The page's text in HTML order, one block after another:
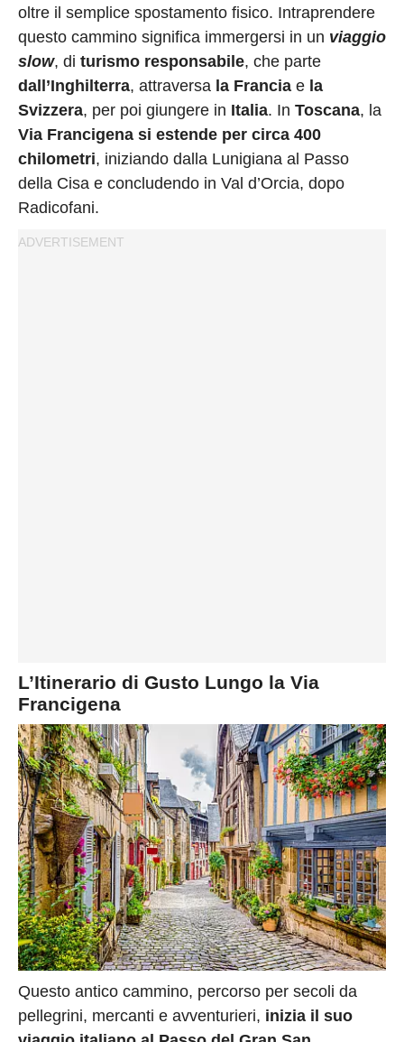
Policy
Cambia
Impostazioni
Privacy
oltre il semplice spostamento fisico. Intraprendere
questo cammino significa immergersi in un viaggio
slow, di turismo responsabile, che parte
dall’Inghilterra, attraversa la Francia e la
Svizzera, per poi giungere in Italia. In Toscana, la
Via Francigena si estende per circa 400
chilometri, iniziando dalla Lunigiana al Passo
della Cisa e concludendo in Val d’Orcia, dopo
Radicofani.
L’Itinerario di Gusto Lungo la Via
Francigena
Questo antico cammino, percorso per secoli da
pellegrini, mercanti e avventurieri, inizia il suo